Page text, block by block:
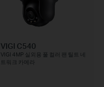
VIGI C540
VIGI 4MP 실외용 풀 컬러 팬 틸트 네
트워크 카메라